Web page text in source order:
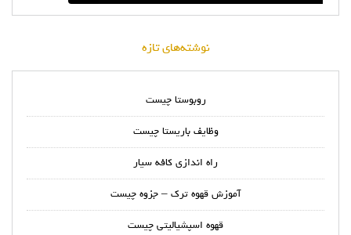
نوشته‌های تازه
روبوستا چیست
وظایف باریستا چیست
راه اندازی کافه سیار
آموزش قهوه ترک – جزوه چیست
قهوه اسپشیالیتی چیست